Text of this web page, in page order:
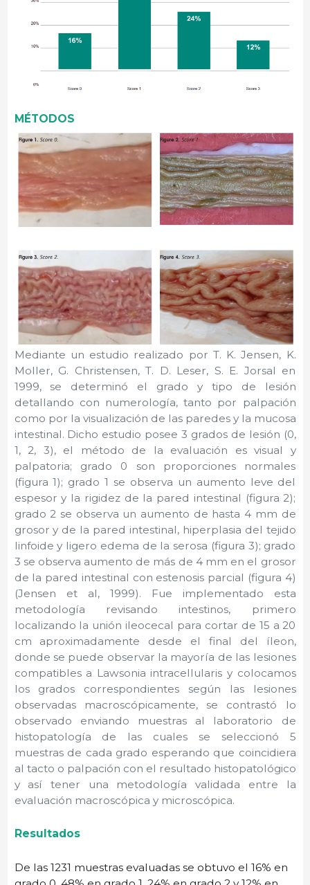
MÉTODOS
Mediante un estudio realizado por T. K. Jensen, K.
Moller, G. Christensen, T. D. Leser, S. E. Jorsal en
1999, se determinó el grado y tipo de lesión
detallando con numerología, tanto por palpación
como por la visualización de las paredes y la mucosa
intestinal. Dicho estudio posee 3 grados de lesión (0,
1, 2, 3), el método de la evaluación es visual y
palpatoria; grado 0 son proporciones normales
(figura 1); grado 1 se observa un aumento leve del
espesor y la rigidez de la pared intestinal (figura 2);
grado 2 se observa un aumento de hasta 4 mm de
grosor y de la pared intestinal, hiperplasia del tejido
linfoide y ligero edema de la serosa (figura 3); grado
3 se observa aumento de más de 4 mm en el grosor
de la pared intestinal con estenosis parcial (figura 4)
(Jensen et al, 1999). Fue implementado esta
metodología revisando intestinos, primero
localizando la unión ileocecal para cortar de 15 a 20
cm aproximadamente desde el final del íleon,
donde se puede observar la mayoría de las lesiones
compatibles a Lawsonia intracellularis y colocamos
los grados correspondientes según las lesiones
observadas macroscópicamente, se contrastó lo
observado enviando muestras al laboratorio de
histopatología de las cuales se seleccionó 5
muestras de cada grado esperando que coincidiera
al tacto o palpación con el resultado histopatológico
y así tener una metodología validada entre la
evaluación macroscópica y microscópica.
Resultados
De las 1231 muestras evaluadas se obtuvo el 16% en